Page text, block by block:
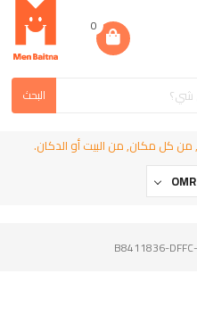
0
البحث
من كل مكان, من البيت أو الدكان.
OMR
B8411836-